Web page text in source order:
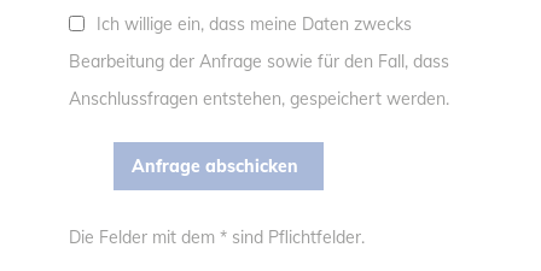
Ich willige ein, dass meine Daten zwecks
Bearbeitung der Anfrage sowie für den Fall, dass
Anschlussfragen entstehen, gespeichert werden.
Die Felder mit dem * sind Pflichtfelder.